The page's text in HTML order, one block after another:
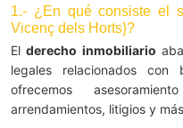
1.- ¿En qué consiste el
Vicenç dels Horts}?
Elderecho inmobiliario
legales relacionados con
ofrecemos
arrendamientos, litigios y